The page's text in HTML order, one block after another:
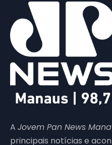
A Jovem Pan News
principais notícias e